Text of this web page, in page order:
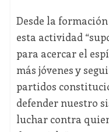
Desde la
esta actividad
para acercar el
más jóvenes y
partidos
defender nuestro
luchar contra